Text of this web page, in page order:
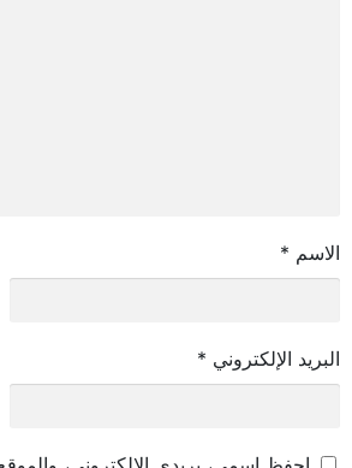
الاسم *
البريد الإلكتروني *